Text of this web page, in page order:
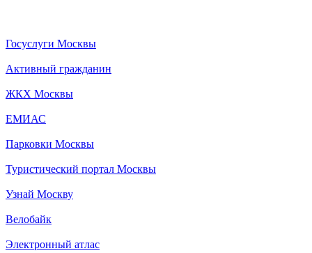
Госуслуги Москвы
Активный гражданин
ЖКХ Москвы
ЕМИАС
Парковки Москвы
Туристический портал Москвы
Узнай Москву
Велобайк
Электронный атлас